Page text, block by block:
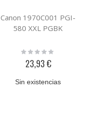
Canon 1970C001 PGI-
580 XXL PGBK
Rating:
23,93 €
Sin existencias